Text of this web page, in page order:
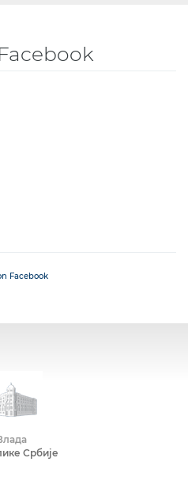
Facebook
Србије